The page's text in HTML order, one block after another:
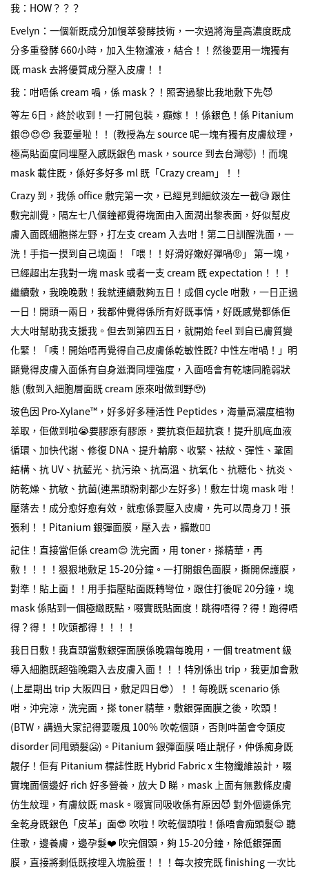
我：HOW？？？
Evelyn：一個新既成分加慢萃發酵技術，一次過將海量高濃度既成
分多重發酵 660小時，加入生物濾液，結合！！然後要用一塊獨有
既 mask 去將優質成分壓入皮膚！！
我：咁唔係 cream 喎，係 mask？！照寄過黎比我地敷下先😈
等左 6日，終於收到！一打開包裝，癲嫁！！係銀色！係 Pitanium
銀😍😍😍 我要暈啦！！ (教授為左 source 呢一塊有獨有皮膚紋理，
極高貼面度同埋壓入感既銀色 mask，source 到去台灣🤯) ！而塊
mask 載住既，係好多好多 ml 既「Crazy cream」！！
Crazy 到，我係 office 敷完第一次，已經見到細紋淡左一截🧐 跟住
敷完訓覺，隔左七八個鐘都覺得塊面由入面潤出黎表面，好似幫皮
膚入面既細胞搽左野，打左支 cream 入去咁！第二日訓醒洗面，一
洗！手指一摸到自己塊面！「喂！！好滑好嫩好彈喎🤨」 第一塊，
已經超出左我對一塊 mask 或者一支 cream 既 expectation！！！
繼續敷，我晚晚敷！我就連續敷夠五日！成個 cycle 咁敷，一日正過
一日！開頭一兩日，我都仲覺得係所有好既事情，好既感覺都係佢
大大咁幫助我支援我。但去到第四五日，就開始 feel 到自已膚質變
化緊！「咦！開始唔再覺得自己皮膚係乾敏性既? 中性左咁喎！」明
顯覺得皮膚入面係有自身滋潤同埋強度，入面唔會有乾塘同脆弱狀
態 (敷到入細胞層面既 cream 原來咁做到野🥹)
玻色因 Pro-Xylane™，好多好多種活性 Peptides，海量高濃度植物
萃取，佢做到啦😭要膠原有膠原，要抗衰佢超抗衰！提升肌底血液
循環、加快代謝、修復 DNA、提升輪廓、收緊、袪紋、彈性、鞏固
結構、抗 UV、抗藍光、抗污染、抗高溫、抗氧化、抗糖化、抗炎、
防乾燥、抗敏、抗菌(連黑頭粉刺都少左好多)！敷左廿塊 mask 咁！
壓落去！成分愈好愈有效，就愈係要壓入皮膚，先可以周身刀！張
張利！！Pitanium 銀彈面膜，壓入去，擴散✌🏻
記住！直接當佢係 cream😌 洗完面，用 toner，搽精華，再
敷！！！！狠狠地敷足 15-20分鐘。一打開銀色面膜，撕開保護膜，
對準！貼上面！！用手指壓貼面既轉彎位，跟住打後呢 20分鐘，塊
mask 係貼到一個極緻既點，啜實既貼面度！跳得唔得？得！跑得唔
得？得！！吹頭都得！！！！
我日日敷！我直頭當敷銀彈面膜係晚霜每晚用，一個 treatment 級
導入細胞既超強晚霜入去皮膚入面！！！特別係出 trip，我更加會敷
(上星期出 trip 大阪四日，敷足四日😎）！！每晚既 scenario 係
咁，沖完涼，洗完面，搽 toner 精華，敷銀彈面膜之後，吹頭！
(BTW，講過大家記得要暖風 100% 吹乾個頭，否則吽菌會令頭皮
disorder 同甩頭髮🥶)。Pitanium 銀彈面膜 唔止靚仔，仲係痴身既
靚仔！佢有 Pitanium 標誌性既 Hybrid Fabric x 生物纖維設計，啜
實塊面個邊好 rich 好多營養，放大 D 睇，mask 上面有無數條皮膚
仿生紋理，有膚紋既 mask。啜實同吸收係有原因😈 對外個邊係完
全乾身既銀色「皮革」面😎 吹啦！吹乾個頭啦！係唔會痴頭髮😌 聽
住歌，邊養膚，邊孕髮❤️ 吹完個頭，夠 15-20分鐘，除低銀彈面
膜，直接將剩低既按埋入塊臉蛋！！！每次按完既 finishing 一次比